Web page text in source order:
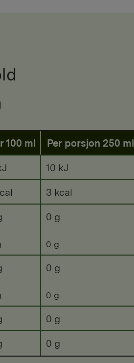
100 ml Per porsjon 250 ml
10 kJ
3 kcal
0 g
0 g
0 g
0 g
0 g
0 g